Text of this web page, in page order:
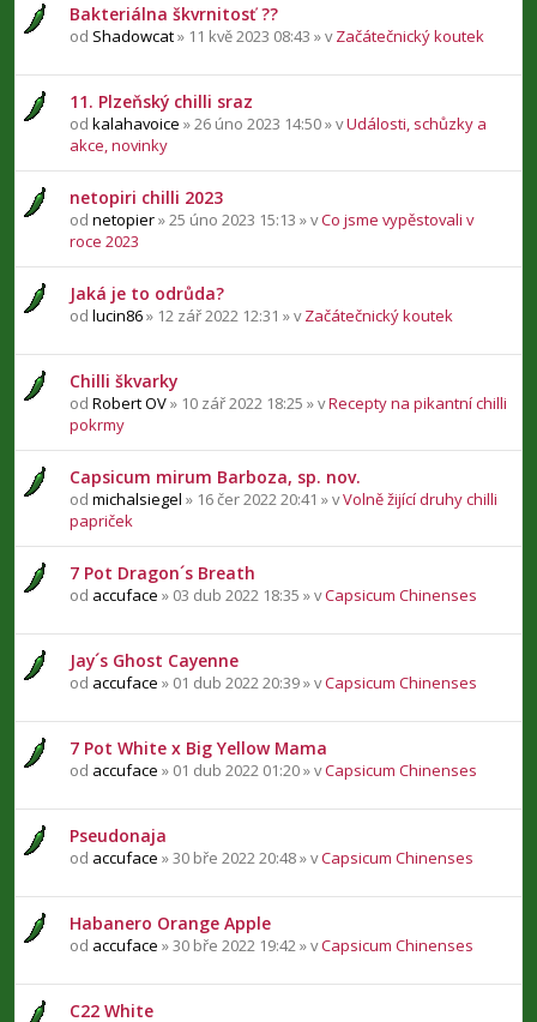
Bakteriálna škvrnitosť ??
od Shadowcat» 11 kvě 2023 08:43 » vZačátečnický koutek
11. Plzeňský chilli sraz
od kalahavoice » 26 úno 2023 14:50 » vUdálosti, schůzky a
akce, novinky
netopiri chilli 2023
od netopier» 25 úno 2023 15:13 » vCo jsme vypěstovali v
roce 2023
Jaká je to odrůda?
od lucin86» 12 zář 2022 12:31 » vZačátečnický koutek
Chilli škvarky
od Robert OV» 10 zář 2022 18:25 » vRecepty na pikantní chilli
pokrmy
Capsicum mirum Barboza, sp. nov.
od michalsiegel » 16 čer 2022 20:41 » vVolně žijící druhy chilli
papriček
7 Pot Dragon´s Breath
od accuface » 03 dub 2022 18:35 » vCapsicum Chinenses
Jay´s Ghost Cayenne
od accuface » 01 dub 2022 20:39 » vCapsicum Chinenses
7 Pot White x Big Yellow Mama
od accuface » 01 dub 2022 01:20 » vCapsicum Chinenses
Pseudonaja
od accuface » 30 bře 2022 20:48 » vCapsicum Chinenses
Habanero Orange Apple
od accuface » 30 bře 2022 19:42 » vCapsicum Chinenses
C22 White